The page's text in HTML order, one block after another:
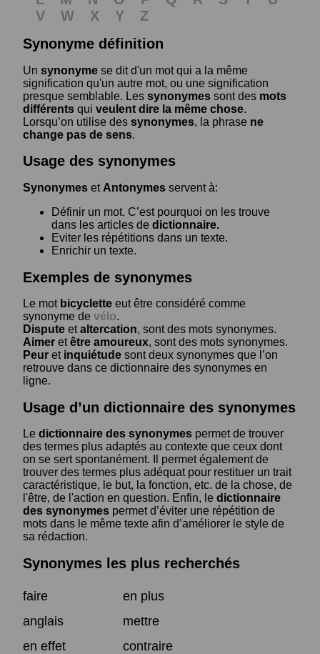
V
W X Y
Z
Synonyme définition
Un synonyme se dit d'un mot qui a la même
signification qu'un autre mot, ou une signification
presque semblable. Les synonymes sont des mots
différents qui veulent dire la même chose.
Lorsqu’on utilise des synonymes, la phrase ne
change pas de sens.
Usage des synonymes
Synonymes et Antonymes servent à:
Définir un mot. C’est pourquoi on les trouve
dans les articles de dictionnaire.
Eviter les répétitions dans un texte.
Enrichir un texte.
Exemples de synonymes
Le mot bicyclette eut être considéré comme
synonyme de vélo.
Dispute etaltercation, sont des mots synonymes.
Aimer etêtre amoureux, sont des mots synonymes.
Peur et inquiétude sont deux synonymes que l’on
retrouve dans ce dictionnaire des synonymes en
ligne.
Usage d’un dictionnaire des synonymes
Le dictionnaire des synonymes permet de trouver
des termes plus adaptés au contexte que ceux dont
on se sert spontanément. Il permet également de
trouver des termes plus adéquat pour restituer un trait
caractéristique, le but, la fonction, etc. de la chose, de
l'être, de l'action en question. Enfin, le dictionnaire
des synonymes permet d’éviter une répétition de
mots dans le même texte afin d’améliorer le style de
sa rédaction.
Synonymes les plus recherchés
faire
en plus
anglais
mettre
en effet
contraire